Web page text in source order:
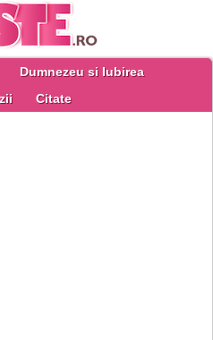
Dumnezeu si Iubirea
Citate